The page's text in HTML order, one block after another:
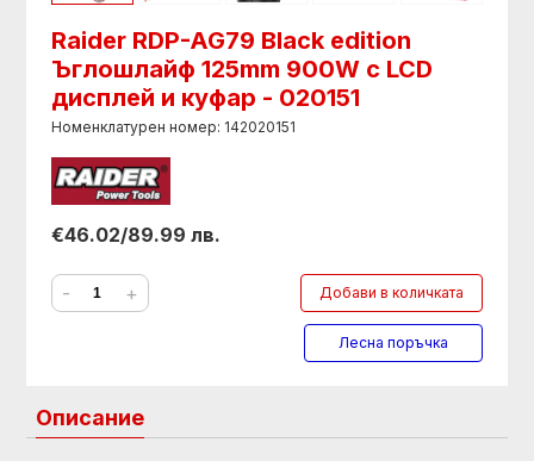
Raider RDP-AG79 Black edition
Ъглошлайф 125mm 900W с LCD
дисплей и куфар - 020151
Номенклатурен номер: 142020151
€46.02/89.99 лв.
- + Добави в количката
Лесна поръчка
Описание